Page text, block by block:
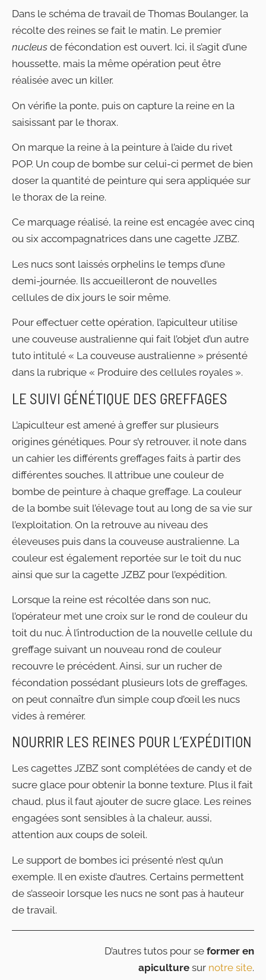
Dans le schéma de travail de Thomas Boulanger, la
récolte des reines se fait le matin. Le premier
nucleus de fécondation est ouvert. Ici, il s’agit d’une
houssette, mais la même opération peut être
réalisée avec un killer.
On vérifie la ponte, puis on capture la reine en la
saisissant par le thorax.
On marque la reine à la peinture à l’aide du rivet
POP. Un coup de bombe sur celui-ci permet de bien
doser la quantité de peinture qui sera appliquée sur
le thorax de la reine.
Ce marquage réalisé, la reine est encagée avec cinq
ou six accompagnatrices dans une cagette JZBZ.
Les nucs sont laissés orphelins le temps d’une
demi-journée. Ils accueilleront de nouvelles
cellules de dix jours le soir même.
Pour effectuer cette opération, l’apiculteur utilise
une couveuse australienne qui fait l’objet d’un autre
tuto intitulé « La couveuse australienne » présenté
dans la rubrique « Produire des cellules royales ».
LE SUIVI GÉNÉTIQUE DES GREFFAGES
L’apiculteur est amené à greffer sur plusieurs
origines génétiques. Pour s’y retrouver, il note dans
un cahier les différents greffages faits à partir des
différentes souches. Il attribue une couleur de
bombe de peinture à chaque greffage. La couleur
de la bombe suit l’élevage tout au long de sa vie sur
l’exploitation. On la retrouve au niveau des
éleveuses puis dans la couveuse australienne. La
couleur est également reportée sur le toit du nuc
ainsi que sur la cagette JZBZ pour l’expédition.
Lorsque la reine est récoltée dans son nuc,
l’opérateur met une croix sur le rond de couleur du
toit du nuc. À l’introduction de la nouvelle cellule du
greffage suivant un nouveau rond de couleur
recouvre le précédent. Ainsi, sur un rucher de
fécondation possédant plusieurs lots de greffages,
on peut connaître d’un simple coup d’œil les nucs
vides à remérer.
NOURRIR LES REINES POUR L’EXPÉDITION
Les cagettes JZBZ sont complétées de candy et de
sucre glace pour obtenir la bonne texture. Plus il fait
chaud, plus il faut ajouter de sucre glace. Les reines
engagées sont sensibles à la chaleur, aussi,
attention aux coups de soleil.
Le support de bombes ici présenté n’est qu’un
exemple. Il en existe d’autres. Certains permettent
de s’asseoir lorsque les nucs ne sont pas à hauteur
de travail.
D’autres tutos pour se former en
apiculture sur notre site.